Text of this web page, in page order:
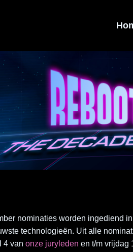
nominaties worden ingediend in
technologieën. Uit alle
4 van onze juryleden en t/m vrijdag